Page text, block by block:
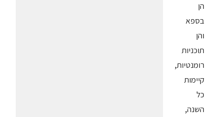
הן
בספא
והן
תוכניות
רומנטיות,
קיימות
כל
השנה,